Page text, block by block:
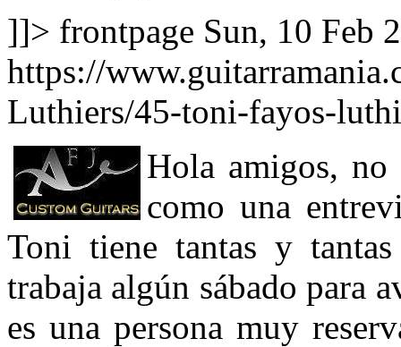
]]> frontpage Sun, 10 Feb
https://
Luthiers/45-toni-fayos-
Hola amigos, no
como una
Toni tiene tantas y
trabaja algún sábado para
es una persona muy